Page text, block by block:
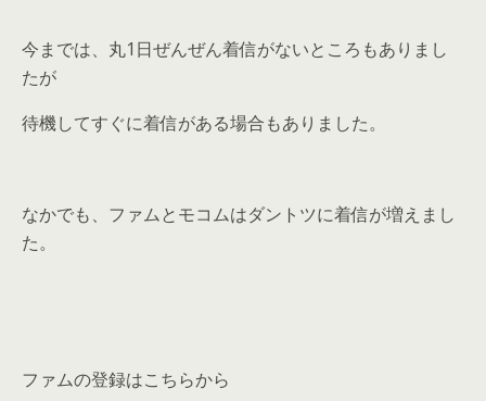
今までは、丸1日ぜんぜん着信がないところもありまし
たが
待機してすぐに着信がある場合もありました。
なかでも、 ファムとモコムはダントツに着信が増えまし
た。
ファムの登録はこちらから